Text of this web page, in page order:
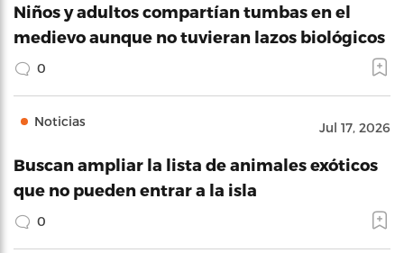
Niños y adultos compartían tumbas en el
medievo aunque no tuvieran lazos biológicos
0
Noticias Jul 17, 2026
Buscan ampliar la lista de animales exóticos
que no pueden entrar a la isla
0